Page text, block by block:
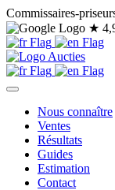
Commissaires-
★
Nous connaître
Ventes
Résultats
Guides
Estimation
Contact